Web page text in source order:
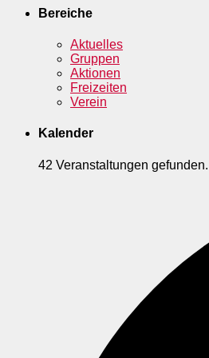
Bereiche
Aktuelles
Gruppen
Aktionen
Freizeiten
Verein
Kalender
42 Veranstaltungen gefunden.